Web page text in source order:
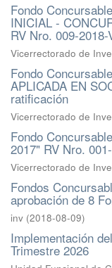
Fondo
INICIAL -
RV Nro. 009-2018-
Vicerrectorado de
Fondo
APLICADA EN
ratificación
Vicerrectorado de
Fondo
2017" RV Nro.
Vicerrectorado de
Fondos
aprobación de 8
inv (2018-08-09)
Implementación
Trimestre 2026